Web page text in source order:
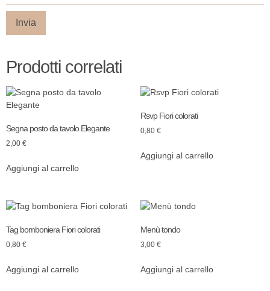
Prodotti correlati
Segna posto da tavolo Elegante
2,00 €
Aggiungi al carrello
Rsvp Fiori colorati
0,80 €
Aggiungi al carrello
Tag bomboniera Fiori colorati
0,80 €
Aggiungi al carrello
Menù tondo
3,00 €
Aggiungi al carrello